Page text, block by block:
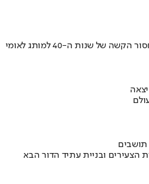
הצעירים ובניית עתיד הדור הבא